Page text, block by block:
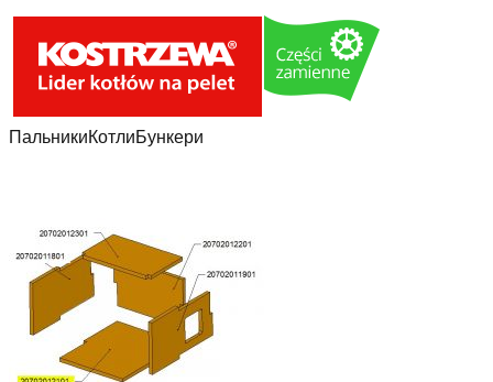
ПальникиКотлиБункери